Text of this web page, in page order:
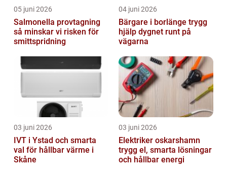
05 juni 2026
Salmonella provtagning
så minskar vi risken för
smittspridning
04 juni 2026
Bärgare i borlänge trygg
hjälp dygnet runt på
vägarna
03 juni 2026
IVT i Ystad och smarta
val för hållbar värme i
Skåne
03 juni 2026
Elektriker oskarshamn
trygg el, smarta lösningar
och hållbar energi